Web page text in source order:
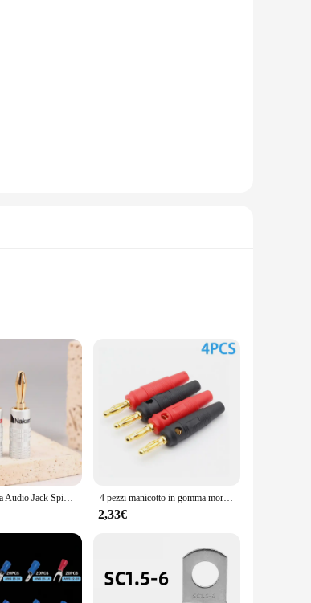
to withstand the rigors of daily use, making
but also contributes to the overall aesthetic
solution. The connectors are designed to be
any toolkit, ensuring that you have the right
connectors ensures that they are easy to use,
for both professional electricians and
2 pz 4mm Spina Audio Jack Spine A Banana per Filo Dell'altoparlante Placcato Oro Adattatore A Banana Cavo Connettore Pinze Binding Post connettore 4 pezzi manicotto in gomma morbida senza saldatura spina da 4mm rame puro placcato oro altoparlante musicale cavo Pin lanterna testa connettore a Banana
2,33€